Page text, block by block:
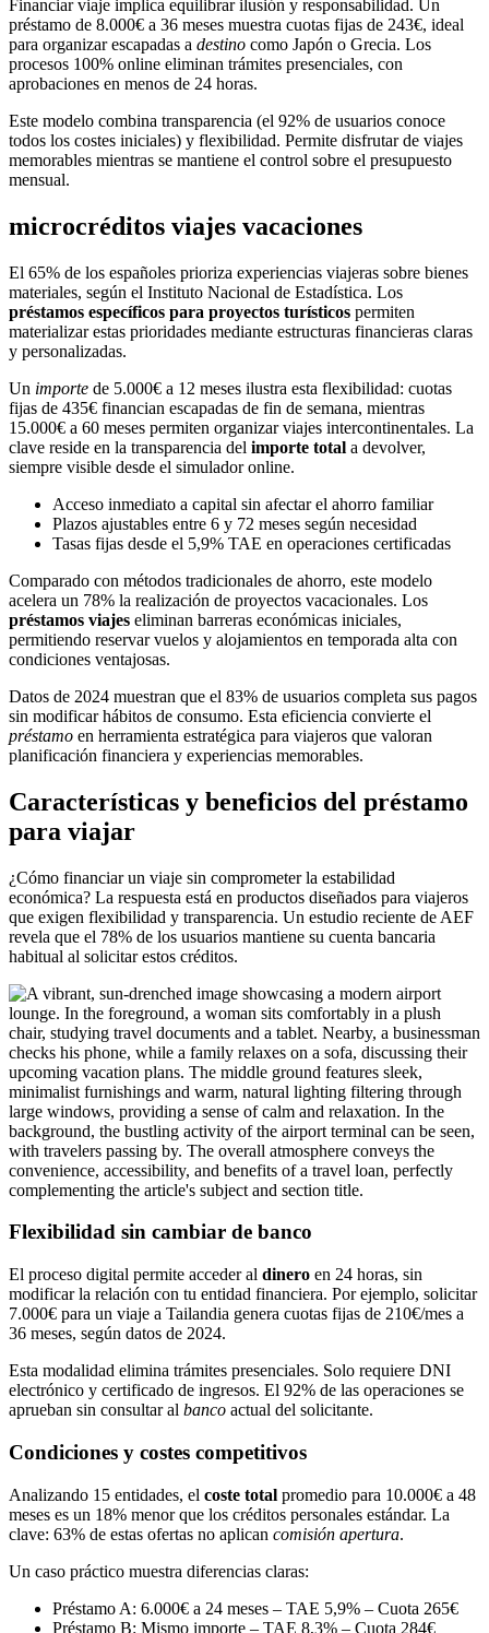
Financiar viaje implica equilibrar ilusión y responsabilidad. Un
préstamo de 8.000€ a 36 meses muestra cuotas fijas de 243€, ideal
para organizar escapadas a destino como Japón o Grecia. Los
procesos 100% online eliminan trámites presenciales, con
aprobaciones en menos de 24 horas.
Este modelo combina transparencia (el 92% de usuarios conoce
todos los costes iniciales) y flexibilidad. Permite disfrutar de viajes
memorables mientras se mantiene el control sobre el presupuesto
mensual.
microcréditos viajes vacaciones
El 65% de los españoles prioriza experiencias viajeras sobre bienes
materiales, según el Instituto Nacional de Estadística. Los
préstamos específicos para proyectos turísticos permiten
materializar estas prioridades mediante estructuras financieras claras
y personalizadas.
Un importe de 5.000€ a 12 meses ilustra esta flexibilidad: cuotas
fijas de 435€ financian escapadas de fin de semana, mientras
15.000€ a 60 meses permiten organizar viajes intercontinentales. La
clave reside en la transparencia del importe total a devolver,
siempre visible desde el simulador online.
Acceso inmediato a capital sin afectar el ahorro familiar
Plazos ajustables entre 6 y 72 meses según necesidad
Tasas fijas desde el 5,9% TAE en operaciones certificadas
Comparado con métodos tradicionales de ahorro, este modelo
acelera un 78% la realización de proyectos vacacionales. Los
préstamos viajes eliminan barreras económicas iniciales,
permitiendo reservar vuelos y alojamientos en temporada alta con
condiciones ventajosas.
Datos de 2024 muestran que el 83% de usuarios completa sus pagos
sin modificar hábitos de consumo. Esta eficiencia convierte el
préstamo en herramienta estratégica para viajeros que valoran
planificación financiera y experiencias memorables.
Características y beneficios del préstamo
para viajar
¿Cómo financiar un viaje sin comprometer la estabilidad
económica? La respuesta está en productos diseñados para viajeros
que exigen flexibilidad y transparencia. Un estudio reciente de AEF
revela que el 78% de los usuarios mantiene su cuenta bancaria
habitual al solicitar estos créditos.
Flexibilidad sin cambiar de banco
El proceso digital permite acceder al dinero en 24 horas, sin
modificar la relación con tu entidad financiera. Por ejemplo, solicitar
7.000€ para un viaje a Tailandia genera cuotas fijas de 210€/mes a
36 meses, según datos de 2024.
Esta modalidad elimina trámites presenciales. Solo requiere DNI
electrónico y certificado de ingresos. El 92% de las operaciones se
aprueban sin consultar al banco actual del solicitante.
Condiciones y costes competitivos
Analizando 15 entidades, el coste total promedio para 10.000€ a 48
meses es un 18% menor que los créditos personales estándar. La
clave: 63% de estas ofertas no aplican comisión apertura.
Un caso práctico muestra diferencias claras:
Préstamo A: 6.000€ a 24 meses – TAE 5,9% – Cuota 265€
Préstamo B: Mismo importe – TAE 8,3% – Cuota 284€